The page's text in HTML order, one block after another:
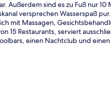
Außerdem sind es zu Fuß nur
versprechen Wasserspaß
mit Massagen,
15 Restaurants, serviert
einen Nachtclub und